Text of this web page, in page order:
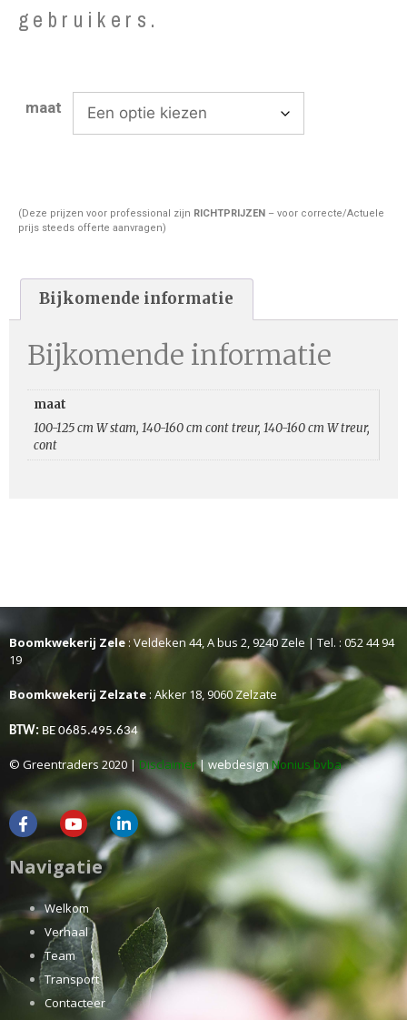
gebruikers.
maat
(Deze prijzen voor professional zijn RICHTPRIJZEN – voor correcte/Actuele
prijs steeds offerte aanvragen)
Bijkomende informatie
Bijkomende informatie
maat
100-125 cm W stam, 140-160 cm cont treur, 140-160 cm W treur,
cont
Boomkwekerij Zele: Veldeken 44, A bus 2, 9240 Zele | Tel. : 052 44 94
19
Boomkwekerij Zelzate : Akker 18, 9060 Zelzate
BTW: BE 0685.495.634
© Greentraders 2020 | Disclaimer| webdesignNonius bvba
Navigatie
Welkom
Verhaal
Team
Transport
Contacteer